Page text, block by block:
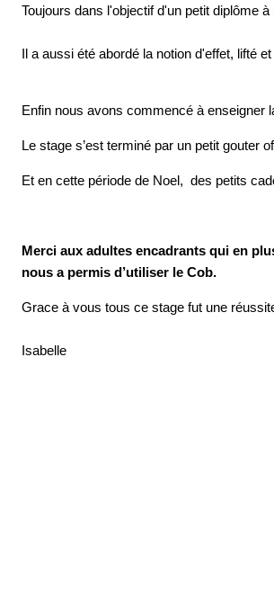
Toujours dans l'objectif d'un petit diplôme
Il a aussi été abordé la notion d'effet, lifté
Enfin nous avons commencé à enseigner
Le stage s’est terminé par un petit gouter
Et en cette période de Noel, des petits
Merci aux adultes encadrants qui en
nous a permis d’utiliser le Cob.
Grace à vous tous ce stage fut une
Isabelle